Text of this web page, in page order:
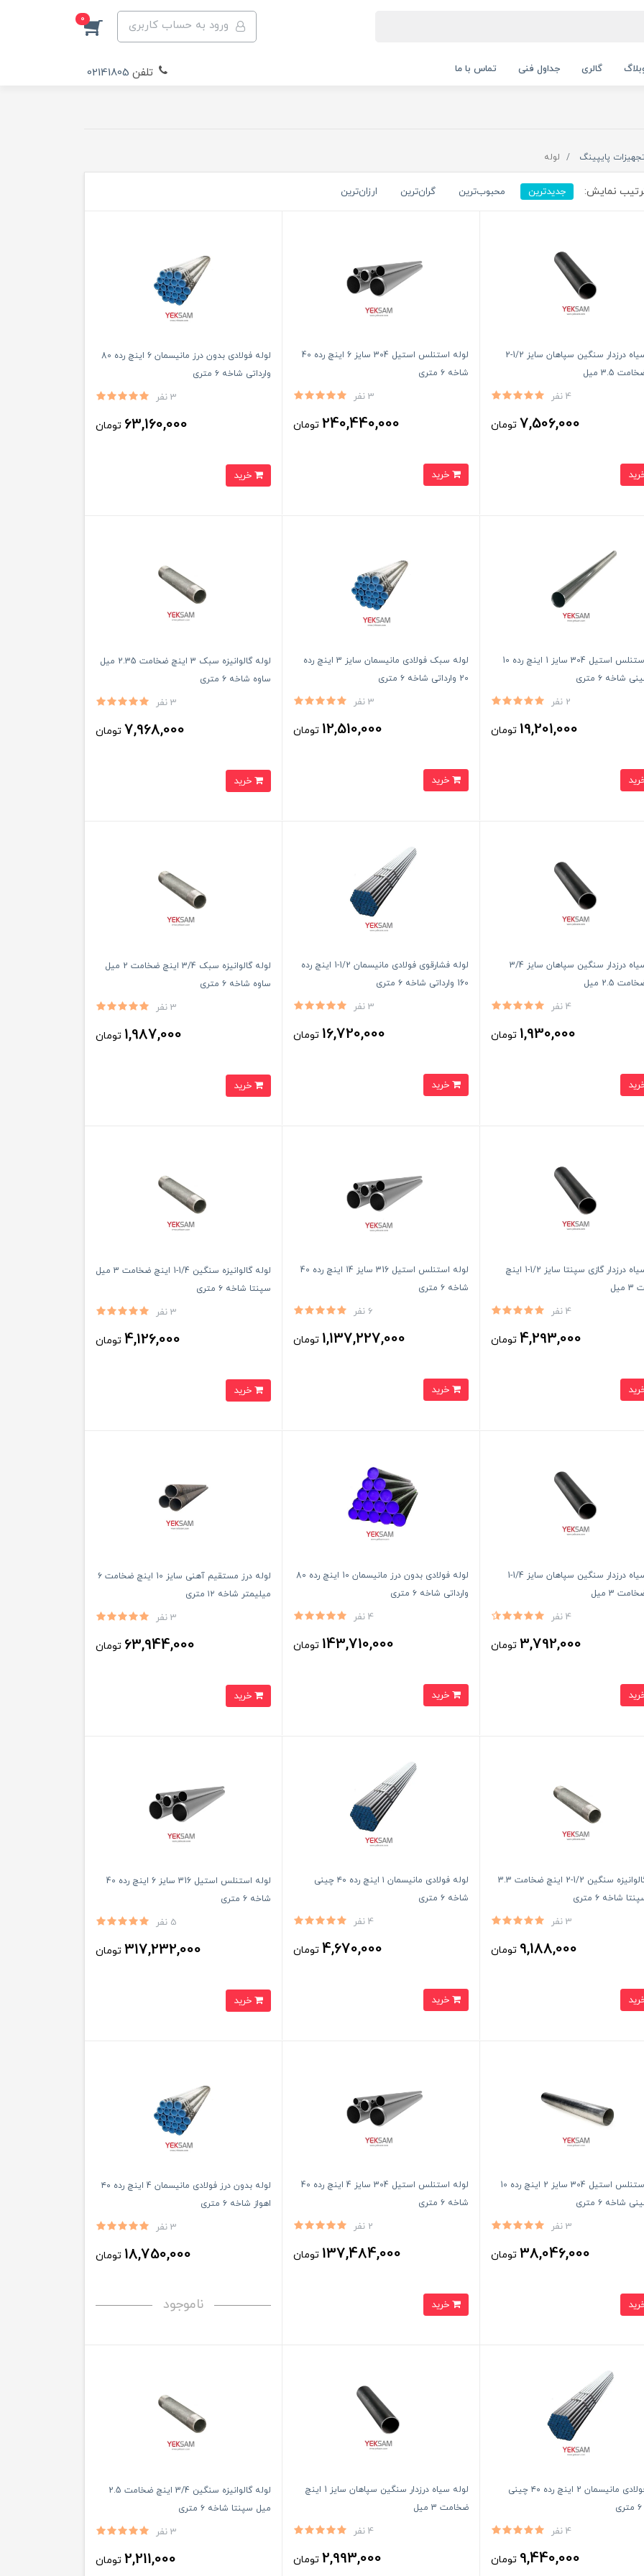
ورود به حساب کاربری 0
گالری جداول فنی تماس با ما تلفن 02141805
پایپینگ لوله
نمایش: جدیدترین محبوب‌ترین گران‌ترین ارزان‌ترین
لوله سیاه درزدار سنگین سپاهان سایز 1/2-2
3.5 میل
4 نفر
7,506,000 تومان
لوله استنلس استیل 304 سایز 6 اینچ رده 40
شاخه ۶ متری
3 نفر
240,440,000 تومان
خرید
لوله فولادی بدون درز مانیسمان 6 اینچ رده 80
وارداتی شاخه ۶ متری
3 نفر
63,160,000 تومان
خرید
لوله استنلس استیل 304 سایز 1 اینچ رده 10
شاخه ۶ متری
2 نفر
19,201,000 تومان
لوله سبک فولادی مانیسمان سایز 3 اینچ رده
20 وارداتی شاخه ۶ متری
3 نفر
12,510,000 تومان
خرید
لوله گالوانیزه سبک 3 اینچ ضخامت 2.35 میل
ساوه شاخه ۶ متری
3 نفر
7,968,000 تومان
خرید
لوله سیاه درزدار سنگین سپاهان سایز 3/4
2.5 میل
4 نفر
1,930,000 تومان
لوله فشارقوی فولادی مانیسمان 1/2-1 اینچ رده
160 وارداتی شاخه ۶ متری
3 نفر
16,720,000 تومان
خرید
لوله گالوانیزه سبک 3/4 اینچ ضخامت 2 میل
ساوه شاخه ۶ متری
3 نفر
1,987,000 تومان
خرید
لوله سیاه درزدار گازی سپنتا سایز 1/2-1 اینچ
4 نفر
4,293,000 تومان
لوله استنلس استیل 316 سایز 14 اینچ رده 40
شاخه ۶ متری
6 نفر
1,137,227,000 تومان
خرید
لوله گالوانیزه سنگین 1/4-1 اینچ ضخامت 3 میل
سپنتا شاخه ۶ متری
3 نفر
4,126,000 تومان
خرید
لوله سیاه درزدار سنگین سپاهان سایز 1/4-1
3 میل
4 نفر
3,792,000 تومان
لوله فولادی بدون درز مانیسمان 10 اینچ رده 80
وارداتی شاخه ۶ متری
4 نفر
143,710,000 تومان
خرید
لوله درز مستقیم آهنی سایز 10 اینچ ضخامت ۶
میلیمتر شاخه ۱۲ متری
3 نفر
63,944,000 تومان
خرید
لوله گالوانیزه سنگین 1/2-2 اینچ ضخامت 3.3
شاخه ۶ متری
3 نفر
9,188,000 تومان
لوله فولادی مانیسمان ۱ اینچ رده ۴۰ چینی
شاخه ۶ متری
4 نفر
4,670,000 تومان
خرید
لوله استنلس استیل 316 سایز 6 اینچ رده 40
شاخه ۶ متری
5 نفر
317,232,000 تومان
خرید
لوله استنلس استیل 304 سایز 2 اینچ رده 10
شاخه ۶ متری
3 نفر
38,046,000 تومان
لوله استنلس استیل 304 سایز 4 اینچ رده 40
شاخه ۶ متری
2 نفر
137,484,000 تومان
خرید
لوله بدون درز فولادی مانیسمان 4 اینچ رده ۴۰
اهواز شاخه ۶ متری
3 نفر
18,750,000 تومان
ناموجود
لوله فولادی مانیسمان 2 اینچ رده ۴۰ چینی
4 نفر
9,440,000 تومان
لوله سیاه درزدار سنگین سپاهان سایز 1 اینچ
ضخامت 3 میل
4 نفر
2,993,000 تومان
لوله گالوانیزه سنگین 3/4 اینچ ضخامت 2.5
میل سپنتا شاخه ۶ متری
3 نفر
2,211,000 تومان